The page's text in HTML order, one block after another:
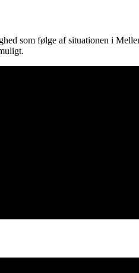
som følge af situationen i